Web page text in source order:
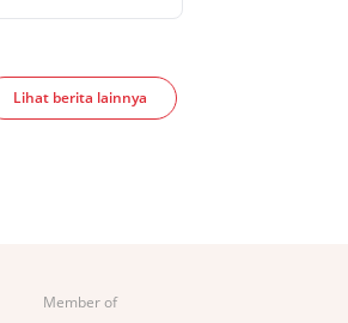
Lihat berita lainnya
Member of